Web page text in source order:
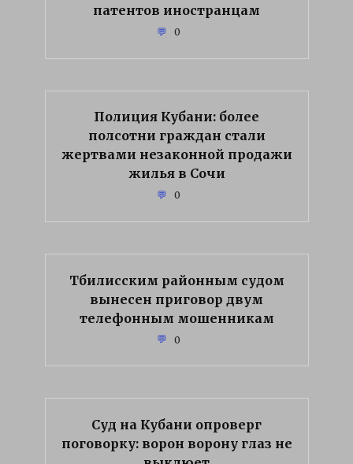
патентов иностранцам
0
Полиция Кубани: более
полсотни граждан стали
жертвами незаконной продажи
жилья в Сочи
0
Тбилисским районным судом
вынесен приговор двум
телефонным мошенникам
0
Суд на Кубани опроверг
поговорку: ворон ворону глаз не